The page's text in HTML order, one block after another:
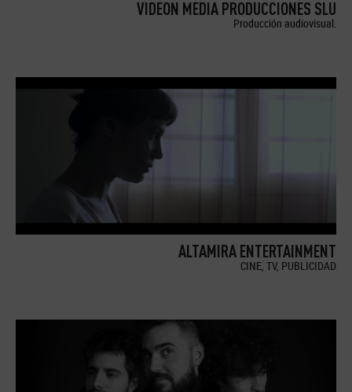
VIDEON MEDIA PRODUCCIONES SLU
Producción audiovisual.
ALTAMIRA ENTERTAINMENT
CINE, TV, PUBLICIDAD